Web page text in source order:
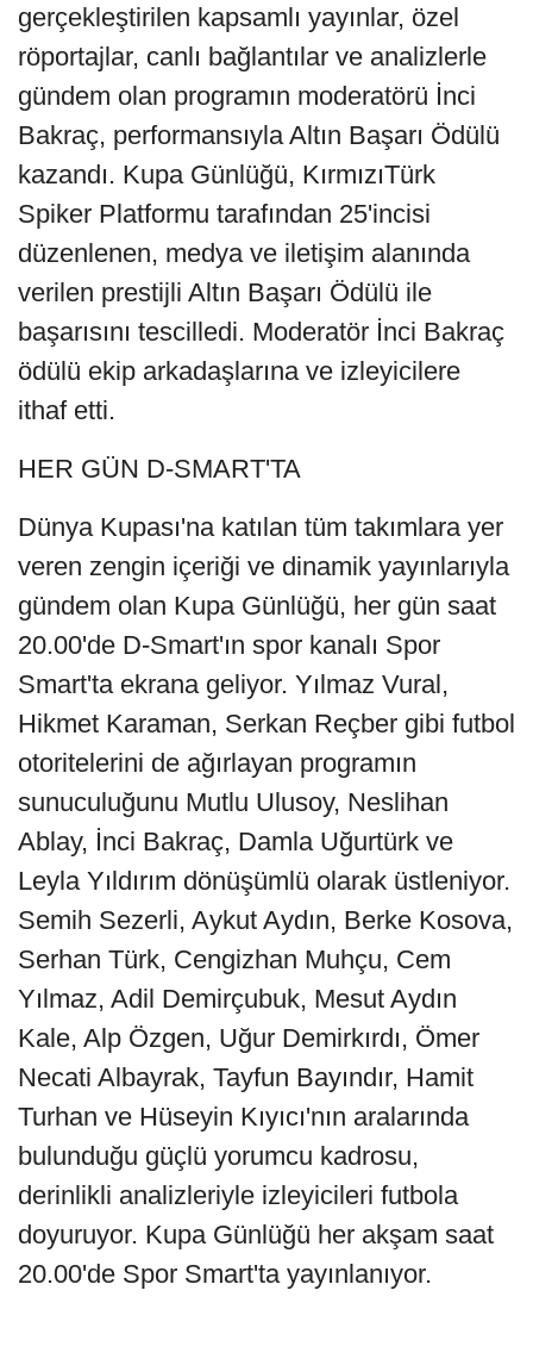
gerçekleştirilen kapsamlı yayınlar, özel
röportajlar, canlı bağlantılar ve analizlerle
gündem olan programın moderatörü İnci
Bakraç, performansıyla Altın Başarı Ödülü
kazandı. Kupa Günlüğü, KırmızıTürk
Spiker Platformu tarafından 25'incisi
düzenlenen, medya ve iletişim alanında
verilen prestijli Altın Başarı Ödülü ile
başarısını tescilledi. Moderatör İnci Bakraç
ödülü ekip arkadaşlarına ve izleyicilere
ithaf etti.
HER GÜN D-SMART'TA
Dünya Kupası'na katılan tüm takımlara yer
veren zengin içeriği ve dinamik yayınlarıyla
gündem olan Kupa Günlüğü, her gün saat
20.00'de D-Smart'ın spor kanalı Spor
Smart'ta ekrana geliyor. Yılmaz Vural,
Hikmet Karaman, Serkan Reçber gibi futbol
otoritelerini de ağırlayan programın
sunuculuğunu Mutlu Ulusoy, Neslihan
Ablay, İnci Bakraç, Damla Uğurtürk ve
Leyla Yıldırım dönüşümlü olarak üstleniyor.
Semih Sezerli, Aykut Aydın, Berke Kosova,
Serhan Türk, Cengizhan Muhçu, Cem
Yılmaz, Adil Demirçubuk, Mesut Aydın
Kale, Alp Özgen, Uğur Demirkırdı, Ömer
Necati Albayrak, Tayfun Bayındır, Hamit
Turhan ve Hüseyin Kıyıcı'nın aralarında
bulunduğu güçlü yorumcu kadrosu,
derinlikli analizleriyle izleyicileri futbola
doyuruyor. Kupa Günlüğü her akşam saat
20.00'de Spor Smart'ta yayınlanıyor.